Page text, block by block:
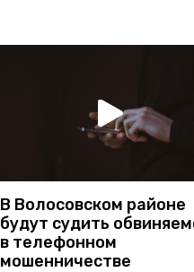
В Волосовском районе
будут судить
в телефонном
мошенничестве